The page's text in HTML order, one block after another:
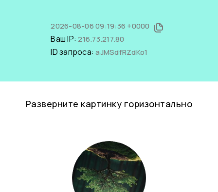
2026-08-06 09:19:36 +0000
Ваш IP:216.73.217.80
ID запроса:aJMSdfRZdKo1
Разверните картинку горизонтально